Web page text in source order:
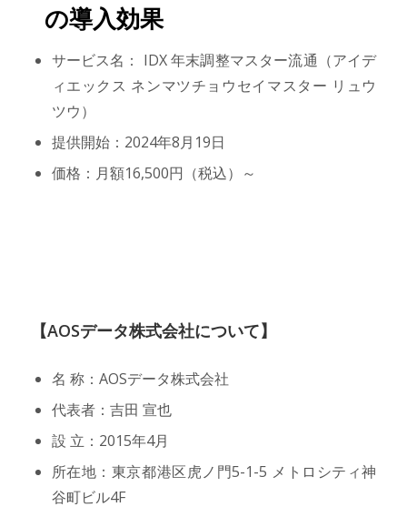
の導入効果
サービス名： IDX 年末調整マスター流通（アイデ
ィエックス ネンマツチョウセイマスター リュウ
ツウ）
提供開始：2024年8月19日
価格：月額16,500円（税込）～
【AOSデータ株式会社について】
名 称：AOSデータ株式会社
代表者：吉田 宣也
設 立：2015年4月
所在地：東京都港区虎ノ門5-1-5 メトロシティ神
谷町ビル4F